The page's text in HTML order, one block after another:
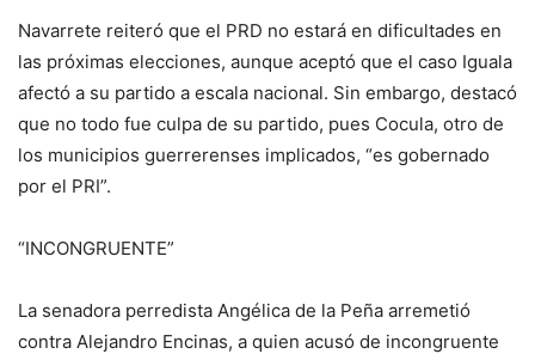
Navarrete reiteró que el PRD no estará en dificultades en
las próximas elecciones, aunque aceptó que el caso Iguala
afectó a su partido a escala nacional. Sin embargo, destacó
que no todo fue culpa de su partido, pues Cocula, otro de
los municipios guerrerenses implicados, “es gobernado
por el PRI”.
“INCONGRUENTE”
La senadora perredista Angélica de la Peña arremetió
contra Alejandro Encinas, a quien acusó de incongruente